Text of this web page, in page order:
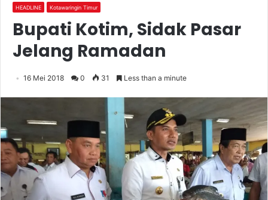
HEADLINE Kotawaringin Timur
Bupati Kotim, Sidak Pasar
Jelang Ramadan
16 Mei 2018 0 31 Less than a minute